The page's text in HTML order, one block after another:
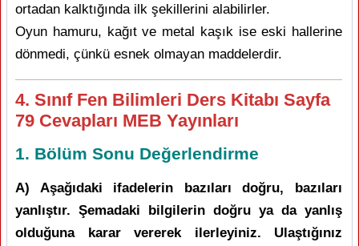
ortadan kalktığında ilk şekillerini alabilirler.
Oyun hamuru, kağıt ve metal kaşık ise eski hallerine
dönmedi, çünkü esnek olmayan maddelerdir.
4. Sınıf Fen Bilimleri Ders Kitabı Sayfa
79 Cevapları MEB Yayınları
1. Bölüm Sonu Değerlendirme
A) Aşağıdaki ifadelerin bazıları doğru, bazıları
yanlıştır. Şemadaki bilgilerin doğru ya da yanlış
olduğuna karar vererek ilerleyiniz. Ulaştığınız